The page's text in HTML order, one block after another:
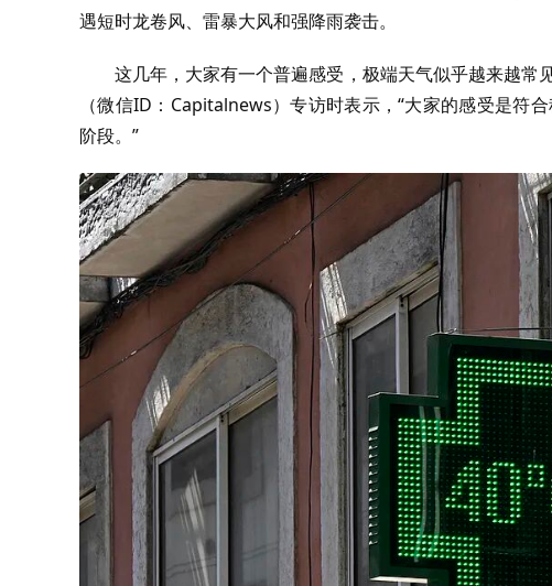
遇短时龙卷风、雷暴大风和强降雨袭击。
这几年，大家有一个普遍感受，极端天气似乎越来越
（微信ID：Capitalnews）专访时表示，“大家的感受是符
阶段。”